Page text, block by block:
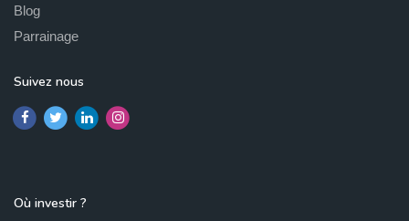
Blog
Parrainage
Suivez nous
Où investir ?